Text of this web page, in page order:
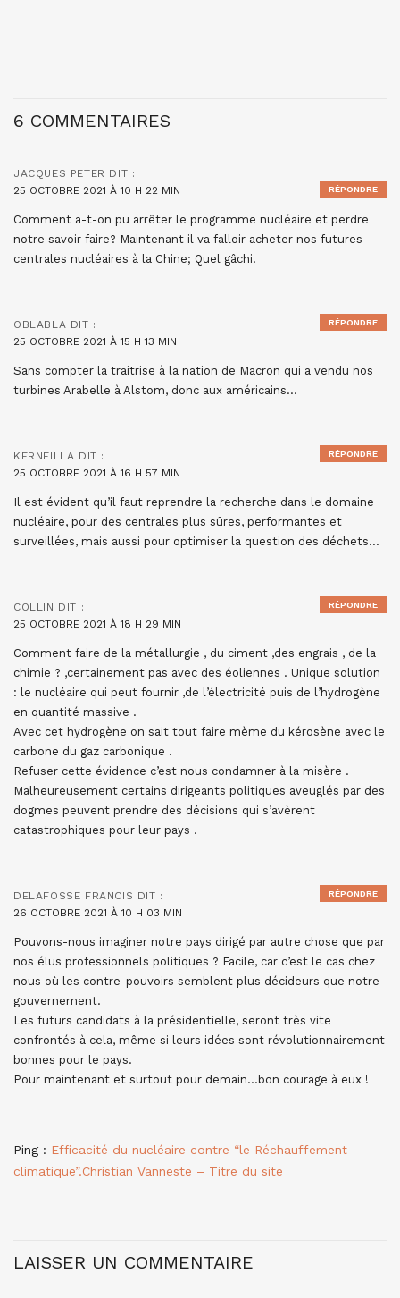
6 COMMENTAIRES
JACQUES PETER DIT :
25 OCTOBRE 2021 À 10 H 22 MIN
Comment a-t-on pu arrêter le programme nucléaire et perdre
notre savoir faire? Maintenant il va falloir acheter nos futures
centrales nucléaires à la Chine; Quel gâchi.
RÉPONDRE
OBLABLA DIT :
25 OCTOBRE 2021 À 15 H 13 MIN
Sans compter la traitrise à la nation de Macron qui a vendu nos
turbines Arabelle à Alstom, donc aux américains…
RÉPONDRE
KERNEILLA DIT :
25 OCTOBRE 2021 À 16 H 57 MIN
Il est évident qu’il faut reprendre la recherche dans le domaine
nucléaire, pour des centrales plus sûres, performantes et
surveillées, mais aussi pour optimiser la question des déchets…
RÉPONDRE
COLLIN DIT :
25 OCTOBRE 2021 À 18 H 29 MIN
Comment faire de la métallurgie , du ciment ,des engrais , de la
chimie ? ,certainement pas avec des éoliennes . Unique solution
: le nucléaire qui peut fournir ,de l’électricité puis de l’hydrogène
en quantité massive .
Avec cet hydrogène on sait tout faire mème du kérosène avec le
carbone du gaz carbonique .
Refuser cette évidence c’est nous condamner à la misère .
Malheureusement certains dirigeants politiques aveuglés par des
dogmes peuvent prendre des décisions qui s’avèrent
catastrophiques pour leur pays .
RÉPONDRE
DELAFOSSE FRANCIS DIT :
26 OCTOBRE 2021 À 10 H 03 MIN
Pouvons-nous imaginer notre pays dirigé par autre chose que par
nos élus professionnels politiques ? Facile, car c’est le cas chez
nous où les contre-pouvoirs semblent plus décideurs que notre
gouvernement.
Les futurs candidats à la présidentielle, seront très vite
confrontés à cela, même si leurs idées sont révolutionnairement
bonnes pour le pays.
Pour maintenant et surtout pour demain…bon courage à eux !
RÉPONDRE
Ping : Efficacité du nucléaire contre “le Réchauffement
climatique”.Christian Vanneste – Titre du site
LAISSER UN COMMENTAIRE